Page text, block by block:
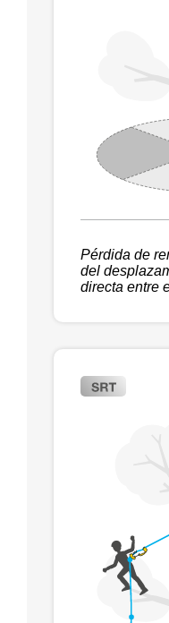
Pérdida de
del
directa entre